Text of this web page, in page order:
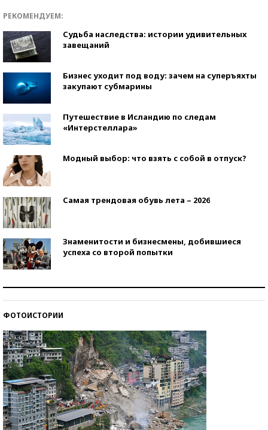
РЕКОМЕНДУЕМ:
Судьба наследства: истории удивительных
завещаний
Бизнес уходит под воду: зачем на суперъяхты
закупают субмарины
Путешествие в Исландию по следам
«Интерстеллара»
Модный выбор: что взять с собой в отпуск?
Самая трендовая обувь лета – 2026
Знаменитости и бизнесмены, добившиеся
успеха со второй попытки
ФОТОИСТОРИИ